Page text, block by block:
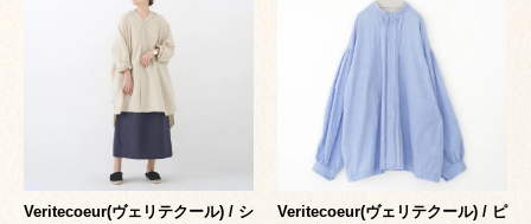
Veritecoeur(ヴェリテクール) / シ
Veritecoeur(ヴェリテクール) / ピ